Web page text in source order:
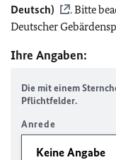
Deutsch)
. Bitte
Deutscher
Ihre Angaben:
Die mit einem
Pflichtfelder.
Anrede